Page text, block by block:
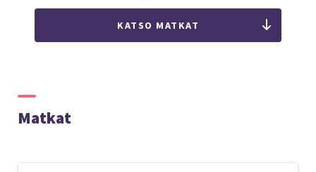
KATSO MATKAT
Matkat